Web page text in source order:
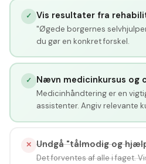
✓ Vis resultater fra
"Øgede borgernes
du gør en konkret forskel.
✓ Nævn medicinkursus og
Medicinhåndtering er en
assistenter. Angiv relevante
✕ Undgå "tålmodig og
Det forventes af alle i faget.